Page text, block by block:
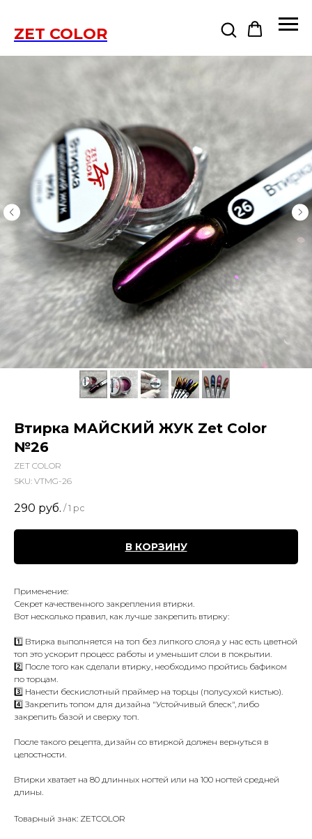
ZET COLOR
Втирка МАЙСКИЙ ЖУК Zet Color
№26
ZET COLOR
SKU: VTMG-26
290 руб. / 1 pc
В КОРЗИНУ
Применение:
Секрет качественного закрепления втирки.
Вот несколько правил, как лучше закрепить втирку:
1️⃣ Втирка выполняется на топ без липкого слоя,а у нас есть цветной
топ это ускорит процесс работы и уменьшит слои в покрытии.
2️⃣ После того как сделали втирку, необходимо пройтись бафиком
по торцам.
3️⃣ Нанести бескислотный праймер на торцы (полусухой кистью).
4️⃣ Закрепить топом для дизайна "Устойчивый блеск", либо
закрепить базой и сверху топ.
После такого рецепта, дизайн со втиркой должен вернуться в
целостности.
Втирки хватает на 80 длинных ногтей или на 100 ногтей средней
длины.
Товарный знак: ZETCOLOR